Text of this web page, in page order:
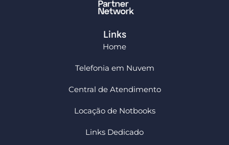
Links
Home
Telefonia em Nuvem
Central de Atendimento
Locação de Notbooks
Links Dedicado